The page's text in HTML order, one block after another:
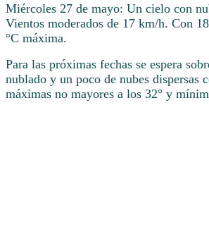
Miércoles 27 de mayo: Un cielo con
Vientos moderados de 17 km/h. Con
°C máxima.
Para las próximas fechas se espera
nublado y un poco de nubes dispersas
máximas no mayores a los 32° y